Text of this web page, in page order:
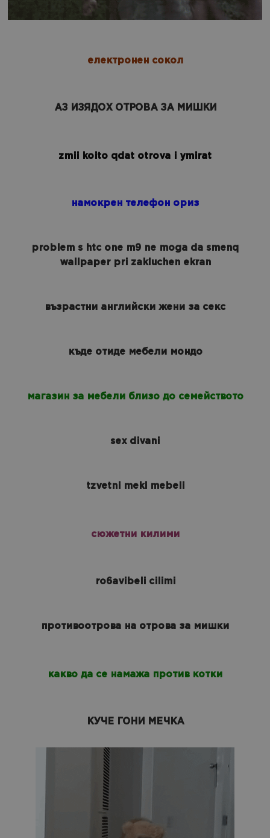
електронен сокол
АЗ ИЗЯДОХ ОТРОВА ЗА МИШКИ
zmii koito qdat otrova i ymirat
намокрен телефон ориз
problem s htc one m9 ne moga da smenq
wallpaper pri zakluchen ekran
възрастни английски жени за секс
къде отиде мебели мондо
магазин за мебели близо до семейството
sex divani
tzvetni meki mebeli
сюжетни килими
ro6avibeli cilimi
противоотрова на отрова за мишки
какво да се намажа против котки
КУЧЕ ГОНИ МЕЧКА